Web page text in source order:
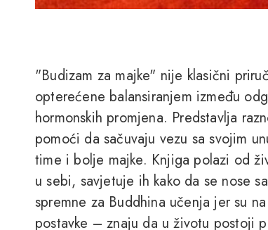
"Budizam za majke" nije klasični
opterećene balansiranjem između
hormonskih promjena. Predstavlja
pomoći da sačuvaju vezu sa svojim
time i bolje majke. Knjiga polazi od
u sebi, savjetuje ih kako da se nose
spremne za Buddhina učenja jer su
postavke – znaju da u životu postoji